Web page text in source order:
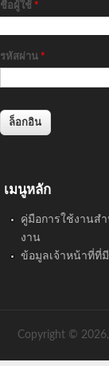
ชื่อผู้ใช้ *
รหัสผ่าน *
เมนูหลัก
คู่มือการใช้งานส
งาน
ข้อมูลเจ้าหน้าที่ที่
Copyright © 2026,